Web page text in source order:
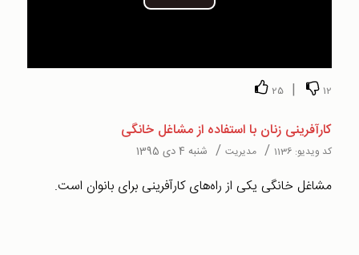
Play
12
|
25
کارآفرینی زنان با استفاده از مشاغل خانگی
کد ویدیو: 1136
/ مدیریت/ شنبه 4 دی 1395
مشاغل خانگی یکی از راه‌های کارآفرینی برای بانوان است.